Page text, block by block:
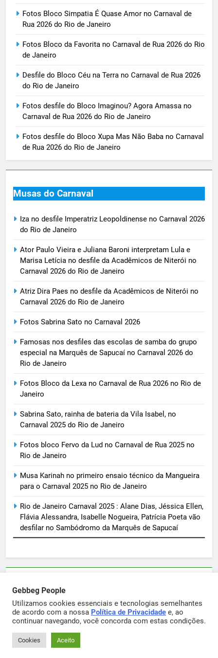
Fotos Bloco Simpatia É Quase Amor no Carnaval de
Rua 2026 do Rio de Janeiro
Fotos Bloco da Favorita no Carnaval de Rua 2026 do Rio
de Janeiro
Desfile do Bloco Céu na Terra no Carnaval de Rua 2026
do Rio de Janeiro
Fotos desfile do Bloco Imaginou? Agora Amassa no
Carnaval de Rua 2026 do Rio de Janeiro
Fotos desfile do Bloco Xupa Mas Não Baba no Carnaval
de Rua 2026 do Rio de Janeiro
Musas do Carnaval
Iza no desfile Imperatriz Leopoldinense no Carnaval 2026
do Rio de Janeiro
Ator Paulo Vieira e Juliana Baroni interpretam Lula e
Marisa Letícia no desfile da Acadêmicos de Niterói no
Carnaval 2026 do Rio de Janeiro
Atriz Dira Paes no desfile da Acadêmicos de Niterói no
Carnaval 2026 do Rio de Janeiro
Fotos Sabrina Sato no Carnaval 2026
Famosas nos desfiles das escolas de samba do grupo
especial na Marquês de Sapucaí no Carnaval 2026 do
Rio de Janeiro
Fotos Bloco da Lexa no Carnaval de Rua 2026 no Rio de
Janeiro
Sabrina Sato, rainha de bateria da Vila Isabel, no
Carnaval 2025 do Rio de Janeiro
Fotos bloco Fervo da Lud no Carnaval de Rua 2025 no
Rio de Janeiro
Musa Karinah no primeiro ensaio técnico da Mangueira
para o Carnaval 2025 no Rio de Janeiro
Rio de Janeiro Carnaval 2025 : Alane Dias, Jéssica Ellen,
Flávia Alessandra, Isabelle Nogueira, Patrícia Poeta vão
desfilar no Sambódromo da Marquês de Sapucaí
sortimentos@yahoo.com.br
Gebbeg Powered ByBlazeThemes.
Gebbeg People
Utilizamos cookies essenciais e tecnologias semelhantes
de acordo com a nossa Política de Privacidade e, ao
continuar navegando, você concorda com estas condições.
Cookies Aceito